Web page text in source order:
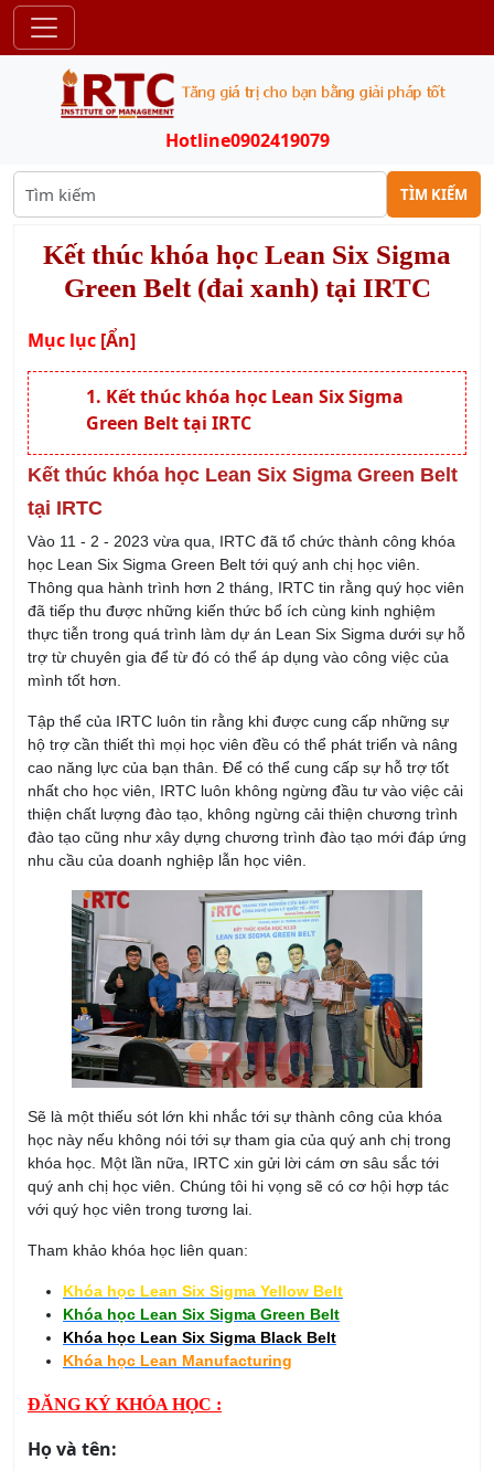
Hotline0902419079
TÌM KIẾM
Kết thúc khóa học Lean Six Sigma
Green Belt (đai xanh) tại IRTC
Mục lục [Ẩn]
Kết thúc khóa học Lean Six Sigma
Green Belt tại IRTC
Kết thúc khóa học Lean Six Sigma Green Belt
tại IRTC
Vào 11 - 2 - 2023 vừa qua, IRTC đã tổ chức thành công khóa
học Lean Six Sigma Green Belt tới quý anh chị học viên.
Thông qua hành trình hơn 2 tháng, IRTC tin rằng quý học viên
đã tiếp thu được những kiến thức bổ ích cùng kinh nghiệm
thực tiễn trong quá trình làm dự án Lean Six Sigma dưới sự hỗ
trợ từ chuyên gia để từ đó có thể áp dụng vào công việc của
mình tốt hơn.
Tập thể của IRTC luôn tin rằng khi được cung cấp những sự
hộ trợ cần thiết thì mọi học viên đều có thể phát triển và nâng
cao năng lực của bạn thân. Để có thể cung cấp sự hỗ trợ tốt
nhất cho học viên, IRTC luôn không ngừng đầu tư vào việc cải
thiện chất lượng đào tạo, không ngừng cải thiện chương trình
đào tạo cũng như xây dựng chương trình đào tạo mới đáp ứng
nhu cầu của doanh nghiệp lẫn học viên.
Sẽ là một thiếu sót lớn khi nhắc tới sự thành công của khóa
học này nếu không nói tới sự tham gia của quý anh chị trong
khóa học. Một lần nữa, IRTC xin gửi lời cám ơn sâu sắc tới
quý anh chị học viên. Chúng tôi hi vọng sẽ có cơ hội hợp tác
với quý học viên trong tương lai.
Tham khảo khóa học liên quan:
Khóa học Lean Six Sigma Yellow Belt
Khóa học Lean Six Sigma Green Belt
Khóa học Lean Six Sigma Black Belt
Khóa học Lean Manufacturing
ĐĂNG KÝ KHÓA HỌC :
Họ và tên: